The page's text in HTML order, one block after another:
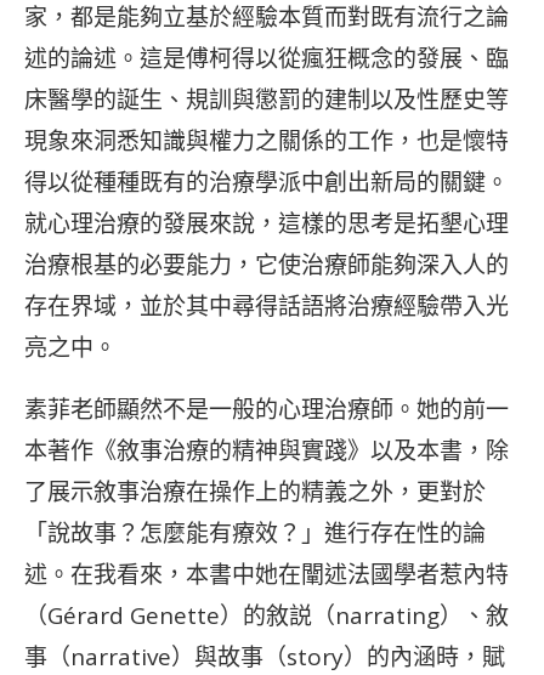
家，都是能夠立基於經驗本質而對既有流行之論
述的論述。這是傅柯得以從瘋狂概念的發展、臨
床醫學的誕生、規訓與懲罰的建制以及性歷史等
現象來洞悉知識與權力之關係的工作，也是懷特
得以從種種既有的治療學派中創出新局的關鍵。
就心理治療的發展來說，這樣的思考是拓墾心理
治療根基的必要能力，它使治療師能夠深入人的
存在界域，並於其中尋得話語將治療經驗帶入光
亮之中。
素菲老師顯然不是一般的心理治療師。她的前一
本著作《敘事治療的精神與實踐》以及本書，除
了展示敘事治療在操作上的精義之外，更對於
「說故事？怎麼能有療效？」進行存在性的論
述。在我看來，本書中她在闡述法國學者惹內特
（Gérard Genette）的敘説（narrating）、敘
事（narrative）與故事（story）的內涵時，賦